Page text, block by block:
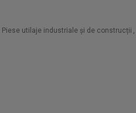
Piese utilaje industriale și de construcții ,